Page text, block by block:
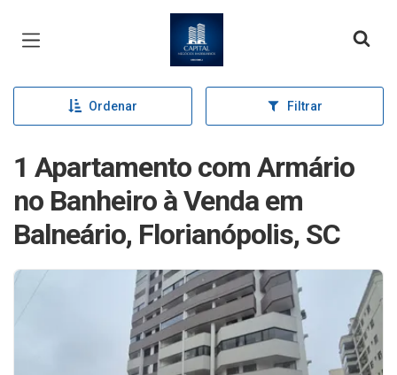
Página inicial
Ordenar Filtrar
1 Apartamento com Armário
no Banheiro à Venda em
Balneário, Florianópolis, SC